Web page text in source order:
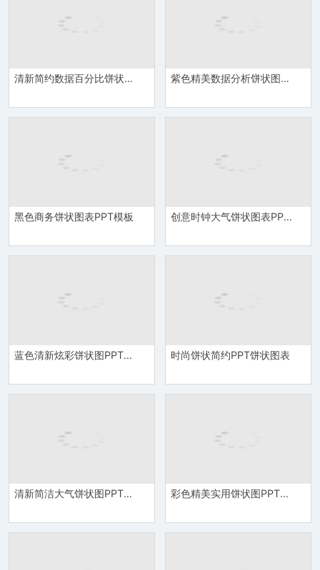
清新简约数据百分比饼状图PPT图表模板 紫色精美数据分析饼状图表PPT模板
黑色商务饼状图表PPT模板 创意时钟大气饼状图表PPT模板
蓝色清新炫彩饼状图PPT图表模板 时尚饼状简约PPT饼状图表
清新简洁大气饼状图PPT图表 彩色精美实用饼状图PPT图表模板